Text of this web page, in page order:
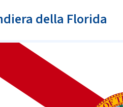
della Florida